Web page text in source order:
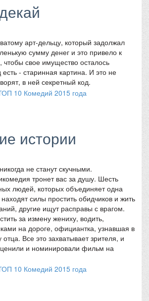
арт-дельцу, который задолжал
сумму денег и это привело к
чтобы свое имущество осталось
- старинная картина. И это не
в ней секретный код.
истории
не станут скучными.
тронет вас за душу. Шесть
людей, которых объединяет одна
силы простить обидчиков и жить
другие ищут расправы с врагом.
за измену жениху, водить,
на дороге, официантка, узнавшая в
отца. Все это захватывает зрителя, и
и номинировали фильм на